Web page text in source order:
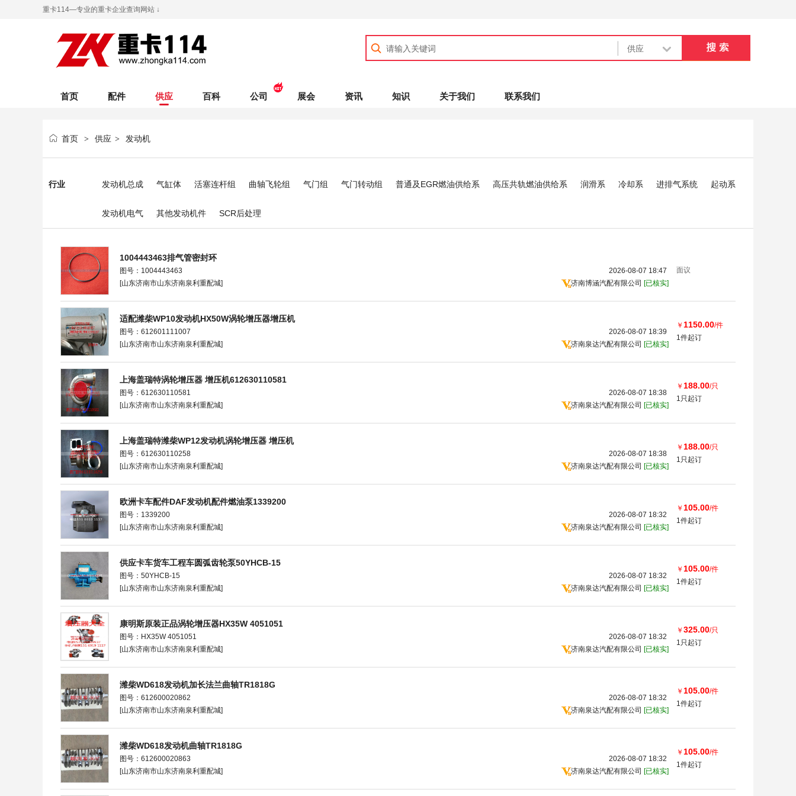
重卡114—专业的重卡企业查询网站 ↓
首页 配件 供应 百科 公司 展会 资讯 知识 关于我们 联系我们
首页 > 供应 > 发动机
行业 发动机总成 气缸体 活塞连杆组 曲轴飞轮组 气门组 气门转动组 普通及EGR燃油供给系 高压共轨燃油供给系 润滑系 冷却系 进排气系统 起动系
发动机电气 其他发动机件 SCR后处理
1004443463排气管密封环
2026-08-07 18:47
图号：1004443463
济南博涵汽配有限公司 [已核实]
[山东济南市山东济南泉利重配城]
面议
适配潍柴WP10发动机HX50W涡轮增压器增压机
2026-08-07 18:39
图号：612601111007
济南泉达汽配有限公司 [已核实]
[山东济南市山东济南泉利重配城]
￥ 1150.00/件
1件起订
上海盖瑞特涡轮增压器 增压机612630110581
2026-08-07 18:38
图号：612630110581
济南泉达汽配有限公司 [已核实]
[山东济南市山东济南泉利重配城]
￥ 188.00/只
1只起订
上海盖瑞特潍柴WP12发动机涡轮增压器 增压机
2026-08-07 18:38
图号：612630110258
济南泉达汽配有限公司 [已核实]
[山东济南市山东济南泉利重配城]
￥ 188.00/只
1只起订
欧洲卡车配件DAF发动机配件燃油泵1339200
2026-08-07 18:32
图号：1339200
济南泉达汽配有限公司 [已核实]
[山东济南市山东济南泉利重配城]
￥ 105.00/件
1件起订
供应卡车货车工程车圆弧齿轮泵50YHCB-15
2026-08-07 18:32
图号：50YHCB-15
济南泉达汽配有限公司 [已核实]
[山东济南市山东济南泉利重配城]
￥ 105.00/件
1件起订
康明斯原装正品涡轮增压器HX35W 4051051
2026-08-07 18:32
图号：HX35W 4051051
济南泉达汽配有限公司 [已核实]
[山东济南市山东济南泉利重配城]
￥ 325.00/只
1只起订
潍柴WD618发动机加长法兰曲轴TR1818G
2026-08-07 18:32
图号：612600020862
济南泉达汽配有限公司 [已核实]
[山东济南市山东济南泉利重配城]
￥ 105.00/件
1件起订
潍柴WD618发动机曲轴TR1818G
2026-08-07 18:32
图号：612600020863
济南泉达汽配有限公司 [已核实]
[山东济南市山东济南泉利重配城]
￥ 105.00/件
1件起订